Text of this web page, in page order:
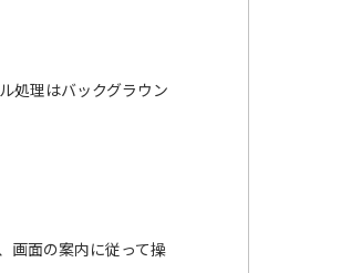
処理はバックグラウン
画面の案内に従って操